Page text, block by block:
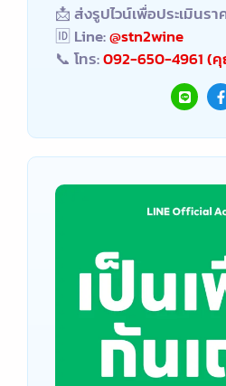
📩 ส่งรูปไวน์เพื่อประเมินร
🆔 Line:@stn2wine
📞 โทร:092-650-4961 (